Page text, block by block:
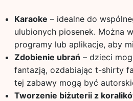
Karaoke – idealne do
ulubionych piosenek. Można
programy lub aplikacje, aby
Zdobienie ubrań – dzieci
fantazją, ozdabiając t-shirty
tej zabawy mogą być
Tworzenie biżuterii z